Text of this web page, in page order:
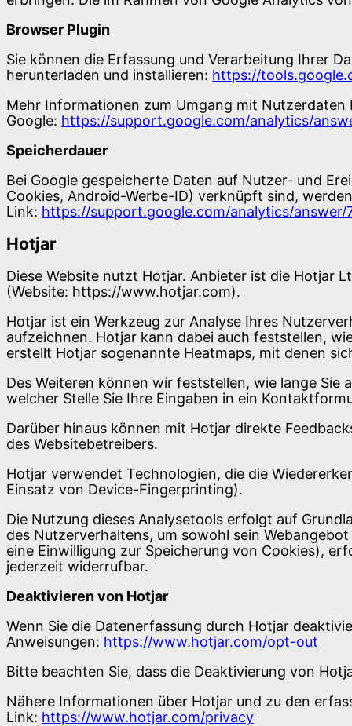
Browser Plugin
Sie können die Erfassung und Verarbeitung Ihrer
herunterladen und installieren: https://
Mehr Informationen zum Umgang mit
Google: https://support.google.com/analytics/
Speicherdauer
Bei Google gespeicherte Daten auf Nutzer- und
Cookies, Android-Werbe-ID) verknüpft sind,
Link: https://support.google.com/analytics/answer/
Hotjar
Diese Website nutzt Hotjar. Anbieter ist die Hotjar
(Website: https://www.hotjar.com).
Hotjar ist ein Werkzeug zur Analyse Ihres
aufzeichnen. Hotjar kann dabei auch feststellen,
erstellt Hotjar sogenannte Heatmaps, mit denen
Des Weiteren können wir feststellen, wie lange Sie
welcher Stelle Sie Ihre Eingaben in ein
Darüber hinaus können mit Hotjar direkte
des Websitebetreibers.
Hotjar verwendet Technologien, die die
Einsatz von Device-Fingerprinting).
Die Nutzung dieses Analysetools erfolgt auf
des Nutzerverhaltens, um sowohl sein
eine Einwilligung zur Speicherung von Cookies),
jederzeit widerrufbar.
Deaktivieren von Hotjar
Wenn Sie die Datenerfassung durch Hotjar
Anweisungen: https://www.hotjar.com/opt-out
Bitte beachten Sie, dass die Deaktivierung von
Nähere Informationen über Hotjar und zu den
Link: https://www.hotjar.com/privacy